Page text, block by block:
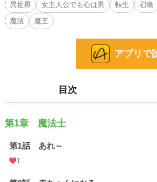
ファンタジー 53,336 位 / 53,336 件
初回公開日時 2023.12.24 06:10
週間ポイント
月間ポイント 14 pt (108,258 位)
異世界
女主人公でも心は男 転生 召喚
魔法
魔王
アプリで
目次
第1章 魔法士
第1話 あれ～
1